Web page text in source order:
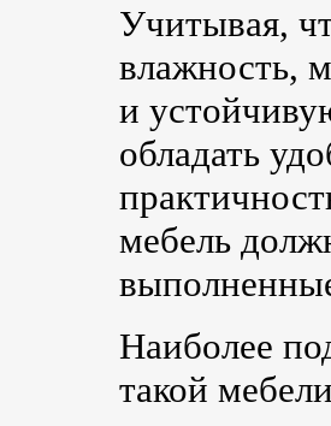
Учитывая,
влажность,
и
обладать
мебель
Наиболее
такой